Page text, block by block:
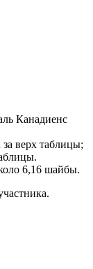
Канадиенс
верх таблицы;
6,16 шайбы.